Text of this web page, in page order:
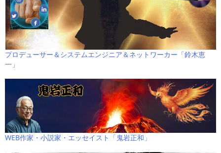
プロデューサー＆システムエンジニア＆ネットワーカー「鈴木恵
一」
WEB作家・小説家・エッセイスト「鬼岩正和」